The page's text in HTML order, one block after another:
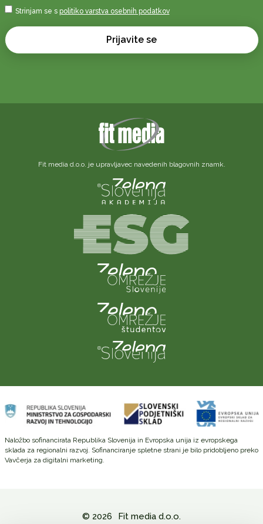
e-
Sprejmi
*
Strinjam se s politiko varstva osebnih podatkov
Prijavite se
Fit media d.o.o. je upravljavec navedenih blagovnih znamk.
Naložbo sofinancirata Republika Slovenija in Evropska unija iz evropskega
sklada za regionalni razvoj. Sofinanciranje spletne strani je bilo pridobljeno preko
Vavčerja za digitalni marketing.
© 2026 Fit media d.o.o.